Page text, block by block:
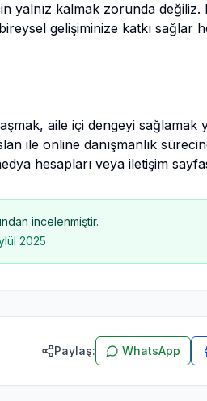
yalnız kalmak zorunda
gelişiminize katkı sağlar
aile içi dengeyi sağlamak
ile online danışmanlık
hesapları veya iletişim
incelenmiştir.
2025
Paylaş: WhatsApp